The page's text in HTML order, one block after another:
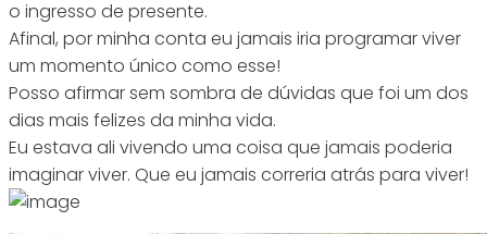
o ingresso de presente.
Afinal, por minha conta eu jamais iria programar viver
um momento único como esse!
Posso afirmar sem sombra de dúvidas que foi um dos
dias mais felizes da minha vida.
Eu estava ali vivendo uma coisa que jamais poderia
imaginar viver. Que eu jamais correria atrás para viver!